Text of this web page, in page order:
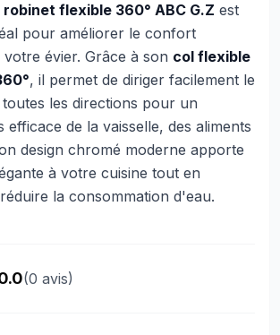
flexible 360° ABC G.Z est
pour améliorer le confort
évier. Grâce à son col flexible
, il permet de diriger facilement le
les directions pour un
efficace de la vaisselle, des aliments
design chromé moderne apporte
à votre cuisine tout en
la consommation d'eau.
(0 avis)